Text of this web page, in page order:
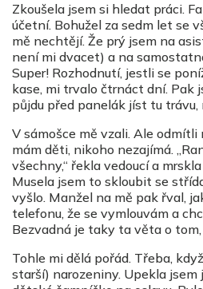
Zkoušela jsem si hledat práci.
účetní. Bohužel za sedm let se
mě nechtějí. Že prý jsem na
není mi dvacet) a na
Super! Rozhodnutí, jestli se
kase, mi trvalo čtrnáct dní. Pak
půjdu před panelák jíst tu trávu,
V sámošce mě vzali. Ale odmítli
mám děti, nikoho nezajímá.
všechny,“ řekla vedoucí a
Musela jsem to skloubit se
vyšlo. Manžel na mě pak řval,
telefonu, že se vymlouvám a
Bezvadná je taky ta věta o
Tohle mi dělá pořád. Třeba,
starší) narozeniny. Upekla jsem